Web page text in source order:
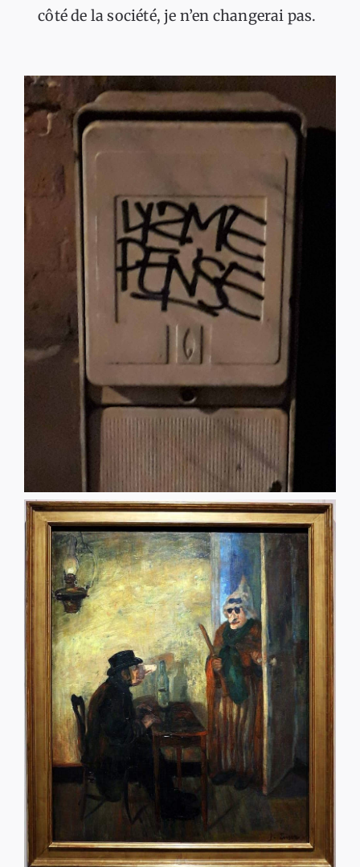
côté de la société, je n’en changerai pas.